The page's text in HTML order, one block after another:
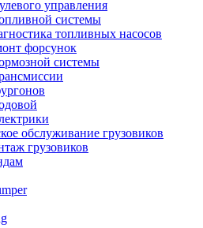
управления
системы
топливных насосов
форсунок
системы
обслуживание грузовиков
грузовиков